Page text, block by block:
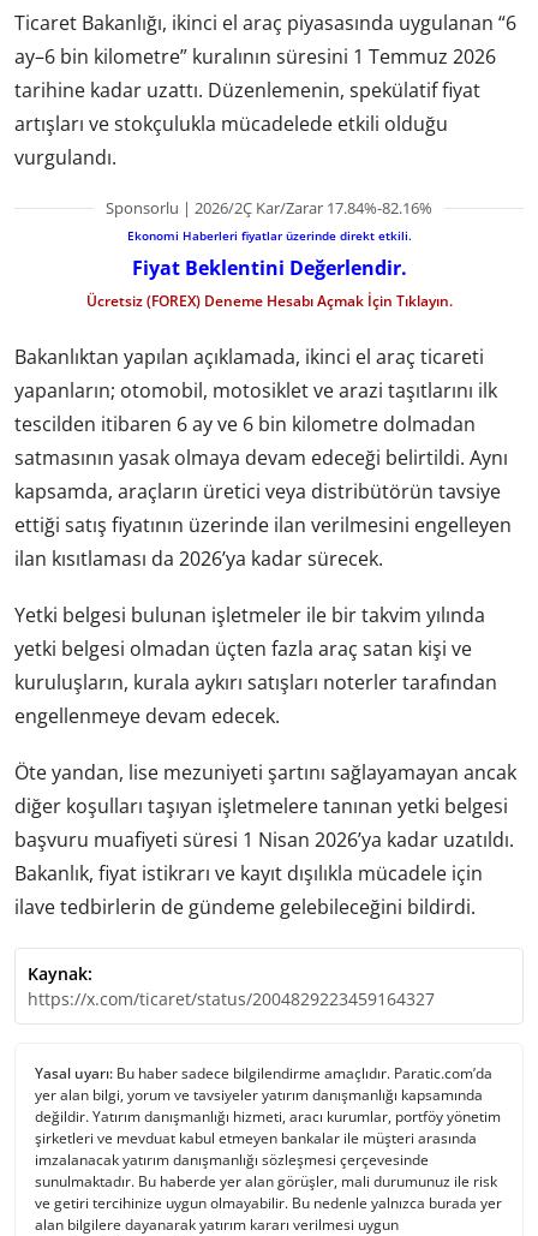
Ticaret Bakanlığı, ikinci el araç piyasasında uygulanan “6
ay–6 bin kilometre” kuralının süresini 1 Temmuz 2026
tarihine kadar uzattı. Düzenlemenin, spekülatif fiyat
artışları ve stokçulukla mücadelede etkili olduğu
vurgulandı.
Sponsorlu | 2026/2Ç Kar/Zarar 17.84%-82.16%
Ekonomi Haberleri fiyatlar üzerinde direkt etkili.
Fiyat Beklentini Değerlendir.
Ücretsiz (FOREX) Deneme Hesabı Açmak İçin Tıklayın.
Bakanlıktan yapılan açıklamada, ikinci el araç ticareti
yapanların; otomobil, motosiklet ve arazi taşıtlarını ilk
tescilden itibaren 6 ay ve 6 bin kilometre dolmadan
satmasının yasak olmaya devam edeceği belirtildi. Aynı
kapsamda, araçların üretici veya distribütörün tavsiye
ettiği satış fiyatının üzerinde ilan verilmesini engelleyen
ilan kısıtlaması da 2026’ya kadar sürecek.
Yetki belgesi bulunan işletmeler ile bir takvim yılında
yetki belgesi olmadan üçten fazla araç satan kişi ve
kuruluşların, kurala aykırı satışları noterler tarafından
engellenmeye devam edecek.
Öte yandan, lise mezuniyeti şartını sağlayamayan ancak
diğer koşulları taşıyan işletmelere tanınan yetki belgesi
başvuru muafiyeti süresi 1 Nisan 2026’ya kadar uzatıldı.
Bakanlık, fiyat istikrarı ve kayıt dışılıkla mücadele için
ilave tedbirlerin de gündeme gelebileceğini bildirdi.
Kaynak:
https://x.com/ticaret/status/2004829223459164327
Yasal uyarı: Bu haber sadece bilgilendirme amaçlıdır. Paratic.com’da
yer alan bilgi, yorum ve tavsiyeler yatırım danışmanlığı kapsamında
değildir. Yatırım danışmanlığı hizmeti, aracı kurumlar, portföy yönetim
şirketleri ve mevduat kabul etmeyen bankalar ile müşteri arasında
imzalanacak yatırım danışmanlığı sözleşmesi çerçevesinde
sunulmaktadır. Bu haberde yer alan görüşler, mali durumunuz ile risk
ve getiri tercihinize uygun olmayabilir. Bu nedenle yalnızca burada yer
alan bilgilere dayanarak yatırım kararı verilmesi uygun